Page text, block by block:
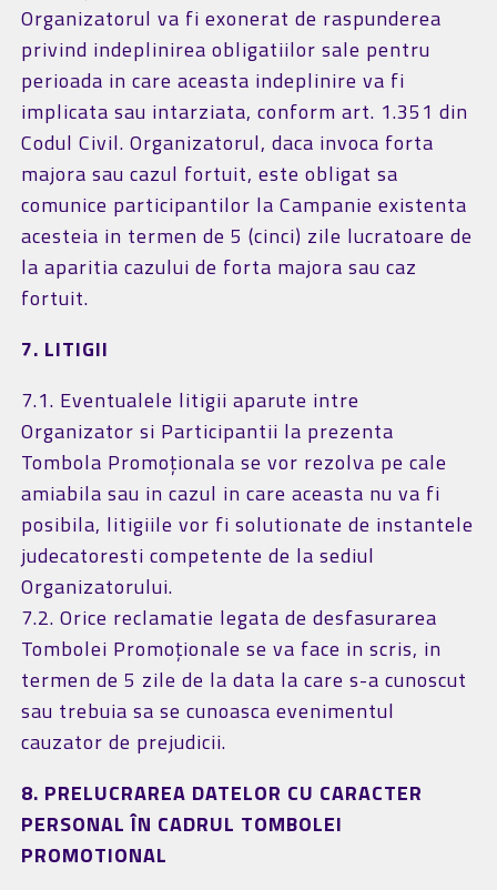
Organizatorul va fi exonerat de raspunderea
privind indeplinirea obligatiilor sale pentru
perioada in care aceasta indeplinire va fi
implicata sau intarziata, conform art. 1.351 din
Codul Civil. Organizatorul, daca invoca forta
majora sau cazul fortuit, este obligat sa
comunice participantilor la Campanie existenta
acesteia in termen de 5 (cinci) zile lucratoare de
la aparitia cazului de forta majora sau caz
fortuit.
7. LITIGII
7.1. Eventualele litigii aparute intre
Organizator si Participantii la prezenta
Tombola Promoționala se vor rezolva pe cale
amiabila sau in cazul in care aceasta nu va fi
posibila, litigiile vor fi solutionate de instantele
judecatoresti competente de la sediul
Organizatorului.
7.2. Orice reclamatie legata de desfasurarea
Tombolei Promoționale se va face in scris, in
termen de 5 zile de la data la care s-a cunoscut
sau trebuia sa se cunoasca evenimentul
cauzator de prejudicii.
8. PRELUCRAREA DATELOR CU CARACTER
PERSONAL ÎN CADRUL TOMBOLEI
PROMOTIONAL